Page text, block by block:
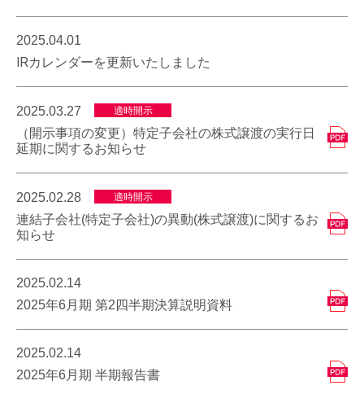
2025.04.01
IRカレンダーを更新いたしました
2025.03.27 適時開示
（開示事項の変更）特定子会社の株式譲渡の実行日
延期に関するお知らせ
2025.02.28 適時開示
連結子会社(特定子会社)の異動(株式譲渡)に関するお
知らせ
2025.02.14
2025年6月期 第2四半期決算説明資料
2025.02.14
2025年6月期 半期報告書